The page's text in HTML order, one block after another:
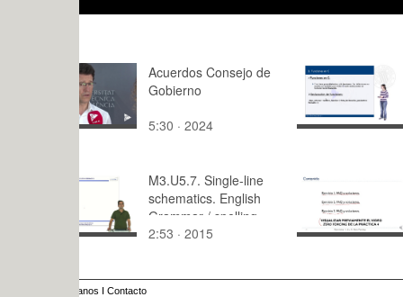
Acuerdos Consejo de
Gobierno
5:30 · 2024
Funciones
3:50 · 2006
M3.U5.7. Single-line
schematics. English
Grammar / spelling
revision
2:53 · 2015
Digitales.
y 3. Zero
14:49 ·